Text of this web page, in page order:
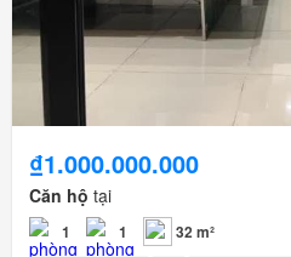
₫1.000.000.000
Căn hộ tại
1 1 32 m²